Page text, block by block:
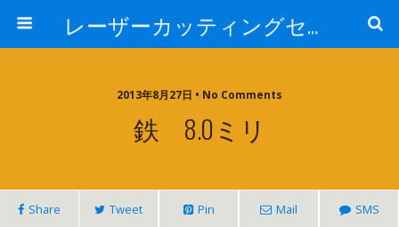
レーザーカッティングセンター 株式会社 中本鉄工所
2013年8月27日 • No Comments
鉄 8.0ミリ
Share Tweet Pin Mail SMS